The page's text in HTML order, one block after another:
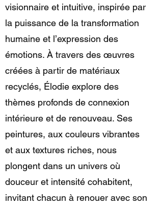
visionnaire et intuitive, inspirée par
la puissance de la transformation
humaine et l’expression des
émotions. À travers des œuvres
créées à partir de matériaux
recyclés, Élodie explore des
thèmes profonds de connexion
intérieure et de renouveau. Ses
peintures, aux couleurs vibrantes
et aux textures riches, nous
plongent dans un univers où
douceur et intensité cohabitent,
invitant chacun à renouer avec son